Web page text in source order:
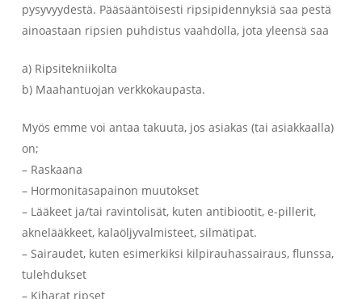
pysyvyydestä. Pääsääntöisesti ripsipidennyksiä saa pestä
ainoastaan ripsien puhdistus vaahdolla, jota yleensä saa
a) Ripsitekniikolta
b) Maahantuojan verkkokaupasta.
Myös emme voi antaa takuuta, jos asiakas (tai asiakkaalla)
on;
– Raskaana
– Hormonitasapainon muutokset
– Lääkeet ja/tai ravintolisät, kuten antibiootit, e-pillerit,
aknelääkkeet, kalaöljyvalmisteet, silmätipat.
– Sairaudet, kuten esimerkiksi kilpirauhassairaus, flunssa,
tulehdukset
– Kiharat ripset